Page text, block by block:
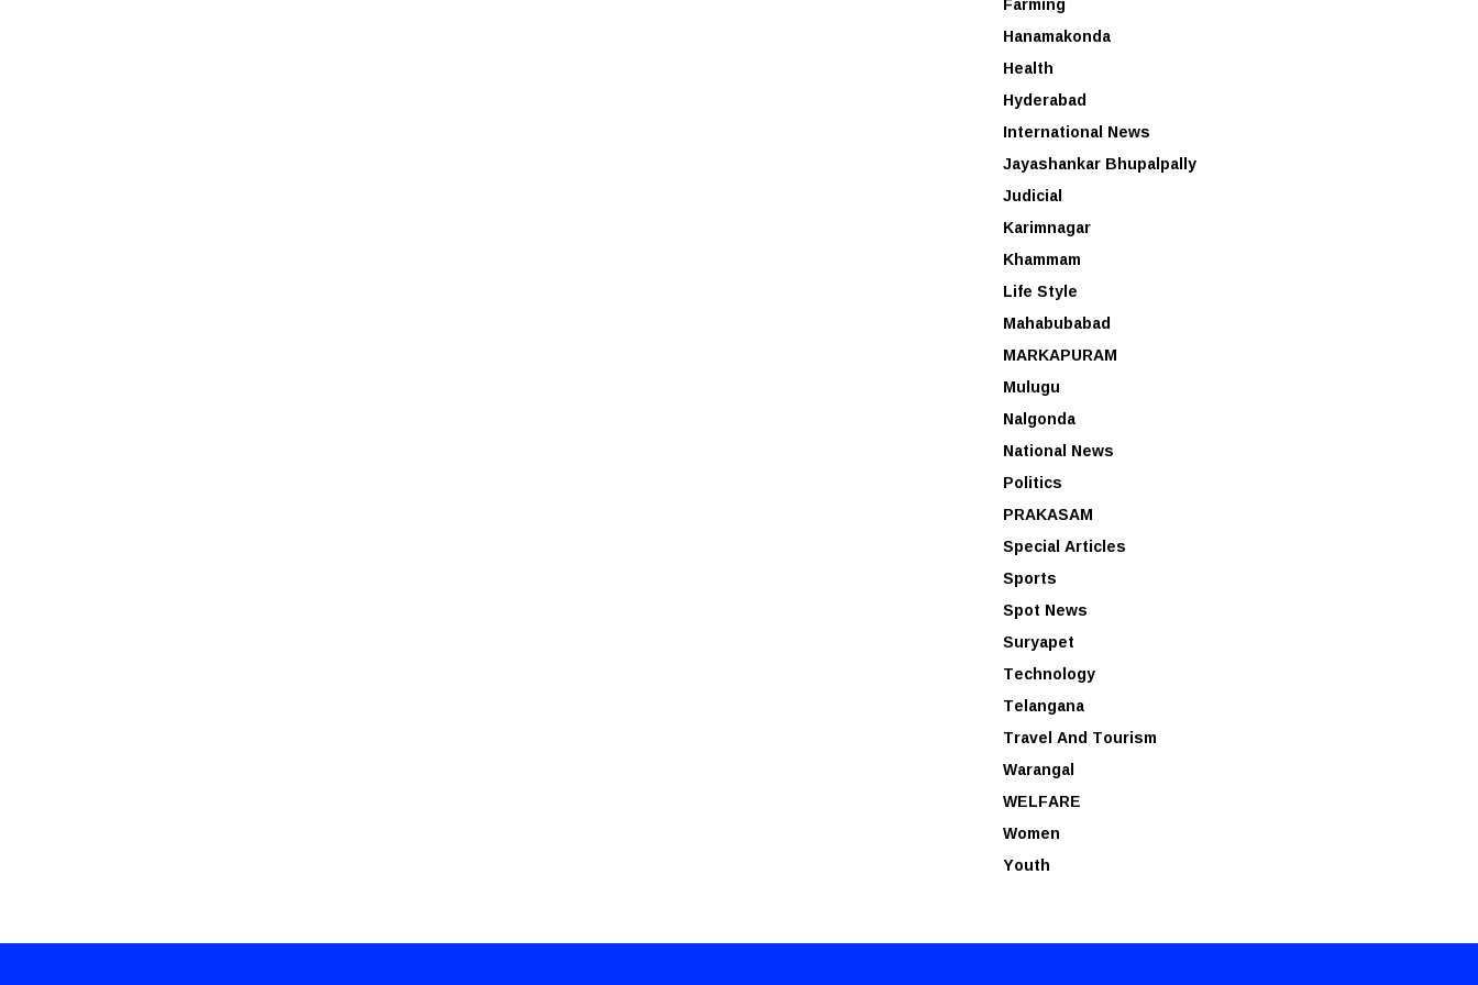
Hanamakonda
Health
Hyderabad
International News
Jayashankar Bhupalpally
Judicial
Karimnagar
Khammam
Life Style
Mahabubabad
MARKAPURAM
Mulugu
Nalgonda
National News
Politics
PRAKASAM
Special Articles
Sports
Spot News
Suryapet
Technology
Telangana
Travel And Tourism
Warangal
WELFARE
Women
Youth